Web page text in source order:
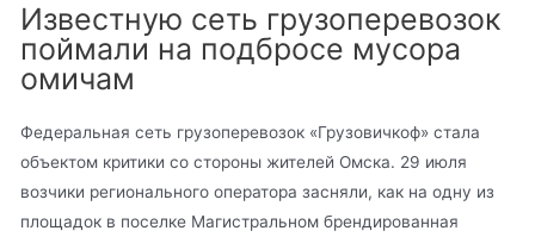
Известную сеть грузоперевозок
поймали на подбросе мусора
омичам
Федеральная сеть грузоперевозок «Грузовичкоф» стала
объектом критики со стороны жителей Омска. 29 июля
возчики регионального оператора засняли, как на одну из
площадок в поселке Магистральном брендированная